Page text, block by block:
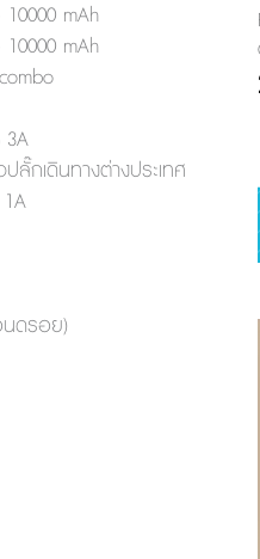
mAh
mAh
3A
ลั๊กเดินทางต่างประเทศ
นดรอย)